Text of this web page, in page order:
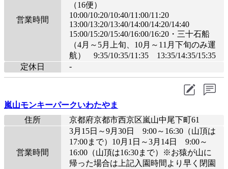
営業時間
（16便）
10:00/10:20/10:40/11:00/11:20
13:00/13:20/13:40/14:00/14:20/14:40
15:00/15:20/15:40/16:00/16:20・三十石船
（4月～5月上旬、10月～11月下旬のみ運
航） 9:35/10:35/11:35 13:35/14:35/15:35
定休日
-
嵐山モンキーパークいわたやま
住所
京都府京都市西京区嵐山中尾下町61
営業時間
3月15日～9月30日 9:00～16:30（山頂は
17:00まで）10月1日～3月14日 9:00～
16:00（山頂は16:30まで）※お猿が山に
帰った場合は上記入園時間より早く閉園